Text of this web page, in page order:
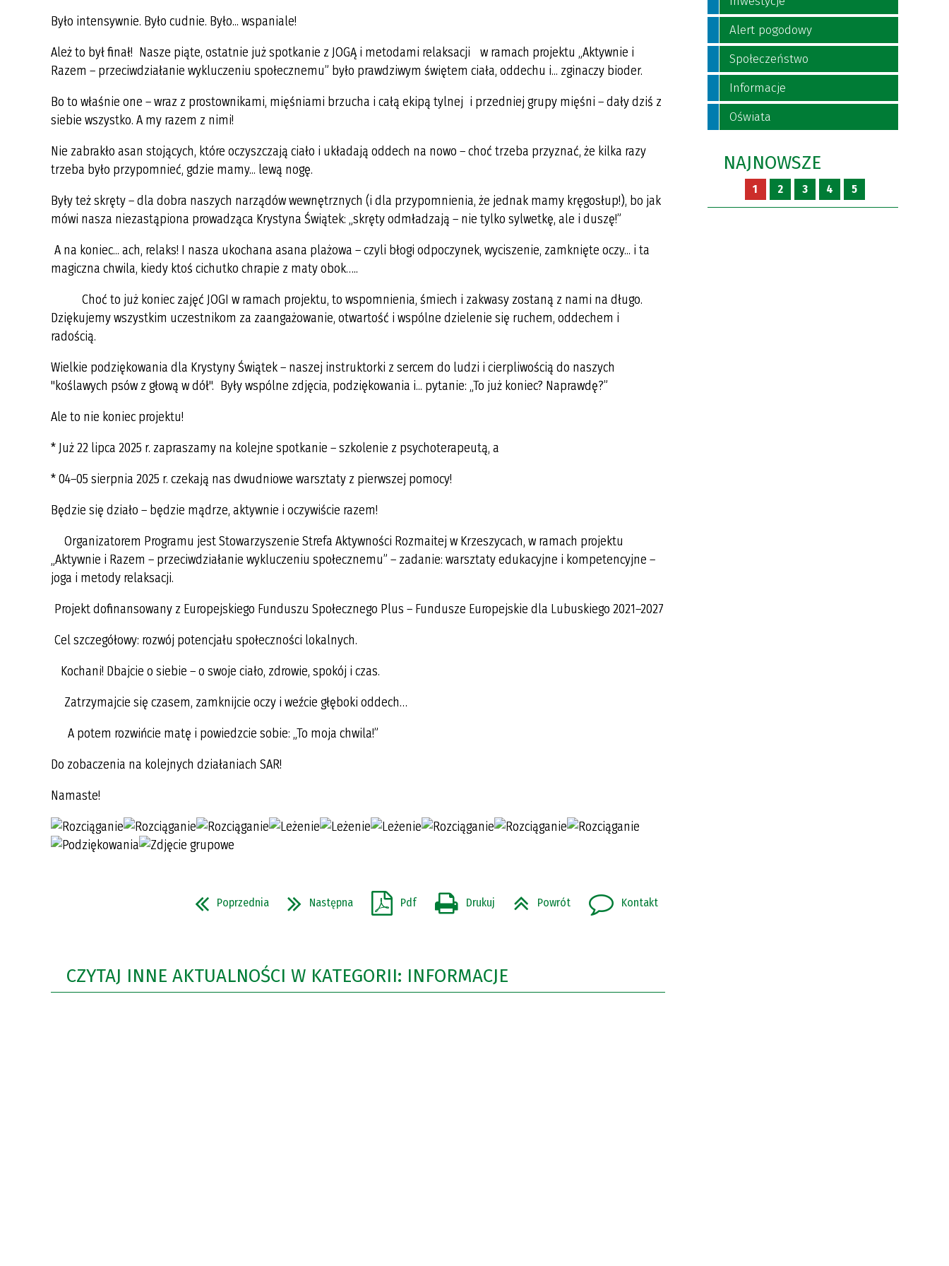
ALTLANDSBERG
WYKAZ SOŁTYSÓW
NIEODPŁATNA POMOC PRAWNA
KONKURSY
GMINNA KOMISJA ROZWIĄZYWANIA
PROBLEMÓW ALKOHOLOWYCH
INFORMACJA ODNOŚNIE OCHRONY
CIEPŁE MIESZKANIE
DOKUMENTY DO POBRANIA
WYKAZ PODMIOTÓW WPISANYCH
DO REJESTRU DZIAŁALNOŚCI
PUNKT SELEKTYWNEJ ZBIÓRKI
INFORMACJA O PODMIOCIE
ODBIERAJĄCYM ODPADY
KOMUNALNE
ZAŁATW SPRAWĘ PRZEZ INTERNET
FILM EDUKACYJNY O SEGREGACJI
ODPADÓW
HARMONOGRAM ODBIORU
ODPADÓW 2025
ODPADÓW KOMUNALNYCH 2026
ROK 2021
ROK 2020
OFERTA INWESTYCYJNA
ROK 2017
FILM PROMOCYJNY GMINY
Było intensywnie. Było cudnie. Było... wspaniale!
Ależ to był finał! Nasze piąte, ostatnie już spotkanie z JOGĄ i metodami relaksacji w ramach projektu „Aktywnie i
Razem – przeciwdziałanie wykluczeniu społecznemu” było prawdziwym świętem ciała, oddechu i... zginaczy bioder.
Bo to właśnie one – wraz z prostownikami, mięśniami brzucha i całą ekipą tylnej i przedniej grupy mięśni – dały dziś z
siebie wszystko. A my razem z nimi!
Nie zabrakło asan stojących, które oczyszczają ciało i układają oddech na nowo – choć trzeba przyznać, że kilka razy
trzeba było przypomnieć, gdzie mamy... lewą nogę.
Były też skręty – dla dobra naszych narządów wewnętrznych (i dla przypomnienia, że jednak mamy kręgosłup!), bo jak
mówi nasza niezastąpiona prowadząca Krystyna Świątek: „skręty odmładzają – nie tylko sylwetkę, ale i duszę!”
A na koniec... ach, relaks! I nasza ukochana asana plażowa – czyli błogi odpoczynek, wyciszenie, zamknięte oczy... i ta
magiczna chwila, kiedy ktoś cichutko chrapie z maty obok…..
Choć to już koniec zajęć JOGI w ramach projektu, to wspomnienia, śmiech i zakwasy zostaną z nami na długo.
Dziękujemy wszystkim uczestnikom za zaangażowanie, otwartość i wspólne dzielenie się ruchem, oddechem i
radością.
Wielkie podziękowania dla Krystyny Świątek – naszej instruktorki z sercem do ludzi i cierpliwością do naszych
"koślawych psów z głową w dół". Były wspólne zdjęcia, podziękowania i... pytanie: „To już koniec? Naprawdę?”
Ale to nie koniec projektu!
* Już 22 lipca 2025 r. zapraszamy na kolejne spotkanie – szkolenie z psychoterapeutą, a
* 04–05 sierpnia 2025 r. czekają nas dwudniowe warsztaty z pierwszej pomocy!
Będzie się działo – będzie mądrze, aktywnie i oczywiście razem!
Organizatorem Programu jest Stowarzyszenie Strefa Aktywności Rozmaitej w Krzeszycach, w ramach projektu
„Aktywnie i Razem – przeciwdziałanie wykluczeniu społecznemu” – zadanie: warsztaty edukacyjne i kompetencyjne –
joga i metody relaksacji.
Projekt dofinansowany z Europejskiego Funduszu Społecznego Plus – Fundusze Europejskie dla Lubuskiego 2021–2027
Cel szczegółowy: rozwój potencjału społeczności lokalnych.
Kochani! Dbajcie o siebie – o swoje ciało, zdrowie, spokój i czas.
Zatrzymajcie się czasem, zamknijcie oczy i weźcie głęboki oddech…
A potem rozwińcie matę i powiedzcie sobie: „To moja chwila!”
Do zobaczenia na kolejnych działaniach SAR!
Namaste!
Poprzednia Następna Pdf Drukuj Powrót Kontakt
CZYTAJ INNE AKTUALNOŚCI W KATEGORII: INFORMACJE
Alert pogodowy
Społeczeństwo
Informacje
Oświata
NAJNOWSZE
1 2 3 4 5